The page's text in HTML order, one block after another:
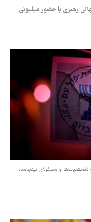
رهبری با حضور میلیونی
شخصیت‌ها و مسئولان بینجامد،